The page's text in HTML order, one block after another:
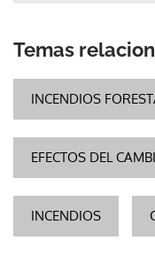
Temas
INCENDIOS
EFECTOS DEL
INCENDIOS